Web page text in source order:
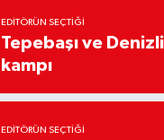
EDITÖRÜN SEÇTIĞI
Tepebaşı ve
kampı
EDITÖRÜN SEÇTIĞI